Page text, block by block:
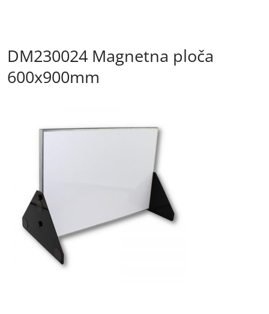
DM230024 Magnetna ploča
600x900mm